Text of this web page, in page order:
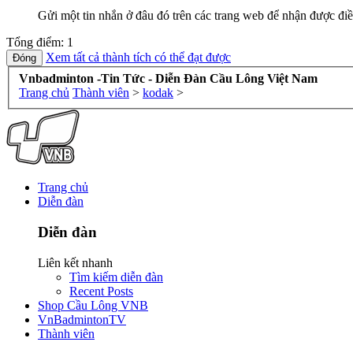
Gửi một tin nhắn ở đâu đó trên các trang web để nhận được
Tổng điểm: 1
Xem tất cả thành tích có thể đạt được
Vnbadminton -Tin Tức - Diễn Đàn Cầu Lông Việt Nam
Trang chủ Thành viên > kodak >
Trang chủ
Diễn đàn
Diễn đàn
Liên kết nhanh
Tìm kiếm diễn đàn
Recent Posts
Shop Cầu Lông VNB
VnBadmintonTV
Thành viên